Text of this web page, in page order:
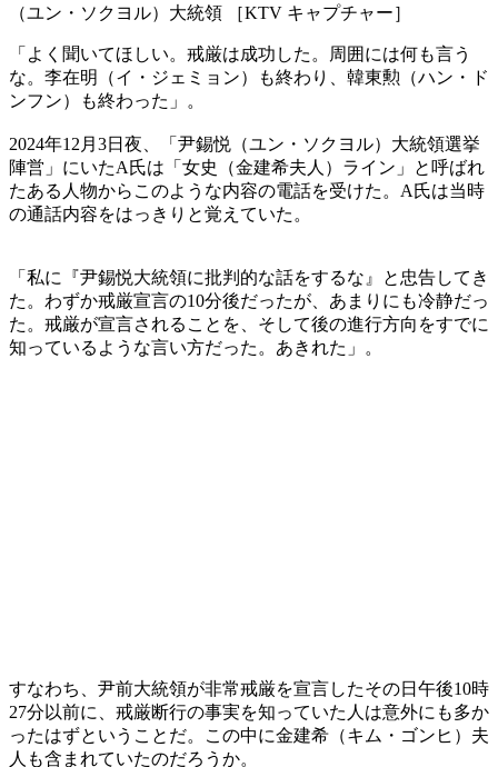
（ユン・ソクヨル）大統領 ［KTV キャプチャー］
「よく聞いてほしい。戒厳は成功した。周囲には何も言う
な。李在明（イ・ジェミョン）も終わり、韓東勲（ハン・ド
ンフン）も終わった」。
2024年12月3日夜、「尹錫悦（ユン・ソクヨル）大統領選挙
陣営」にいたA氏は「女史（金建希夫人）ライン」と呼ばれ
たある人物からこのような内容の電話を受けた。A氏は当時
の通話内容をはっきりと覚えていた。
「私に『尹錫悦大統領に批判的な話をするな』と忠告してき
た。わずか戒厳宣言の10分後だったが、あまりにも冷静だっ
た。戒厳が宣言されることを、そして後の進行方向をすでに
知っているような言い方だった。あきれた」。
すなわち、尹前大統領が非常戒厳を宣言したその日午後10時
27分以前に、戒厳断行の事実を知っていた人は意外にも多か
ったはずということだ。この中に金建希（キム・ゴンヒ）夫
人も含まれていたのだろうか。